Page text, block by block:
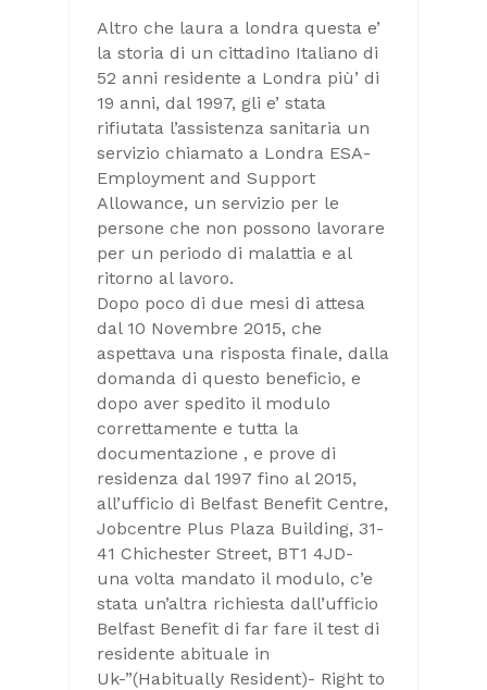
Altro che laura a londra questa e’
la storia di un cittadino Italiano di
52 anni residente a Londra più’ di
19 anni, dal 1997, gli e’ stata
rifiutata l’assistenza sanitaria un
servizio chiamato a Londra ESA-
Employment and Support
Allowance, un servizio per le
persone che non possono lavorare
per un periodo di malattia e al
ritorno al lavoro.
Dopo poco di due mesi di attesa
dal 10 Novembre 2015, che
aspettava una risposta finale, dalla
domanda di questo beneficio, e
dopo aver spedito il modulo
correttamente e tutta la
documentazione , e prove di
residenza dal 1997 fino al 2015,
all’ufficio di Belfast Benefit Centre,
Jobcentre Plus Plaza Building, 31-
41 Chichester Street, BT1 4JD-
una volta mandato il modulo, c’e
stata un’altra richiesta dall’ufficio
Belfast Benefit di far fare il test di
residente abituale in
Uk-”(Habitually Resident)- Right to